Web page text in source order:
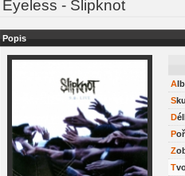
Eyeless - Slipknot
Popis